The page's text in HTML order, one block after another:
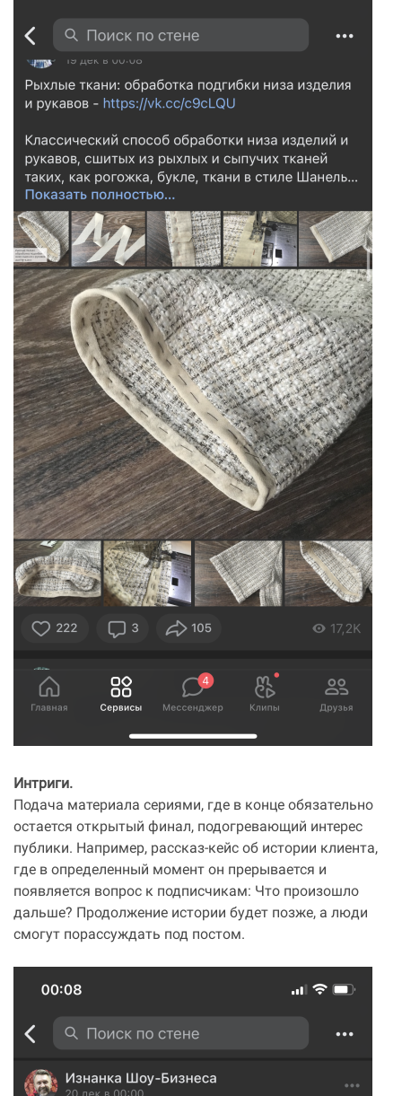
Интриги.
Подача материала сериями, где в конце обязательно
остается открытый финал, подогревающий интерес
публики. Например, рассказ-кейс об истории клиента,
где в определенный момент он прерывается и
появляется вопрос к подписчикам: Что произошло
дальше? Продолжение истории будет позже, а люди
смогут порассуждать под постом.